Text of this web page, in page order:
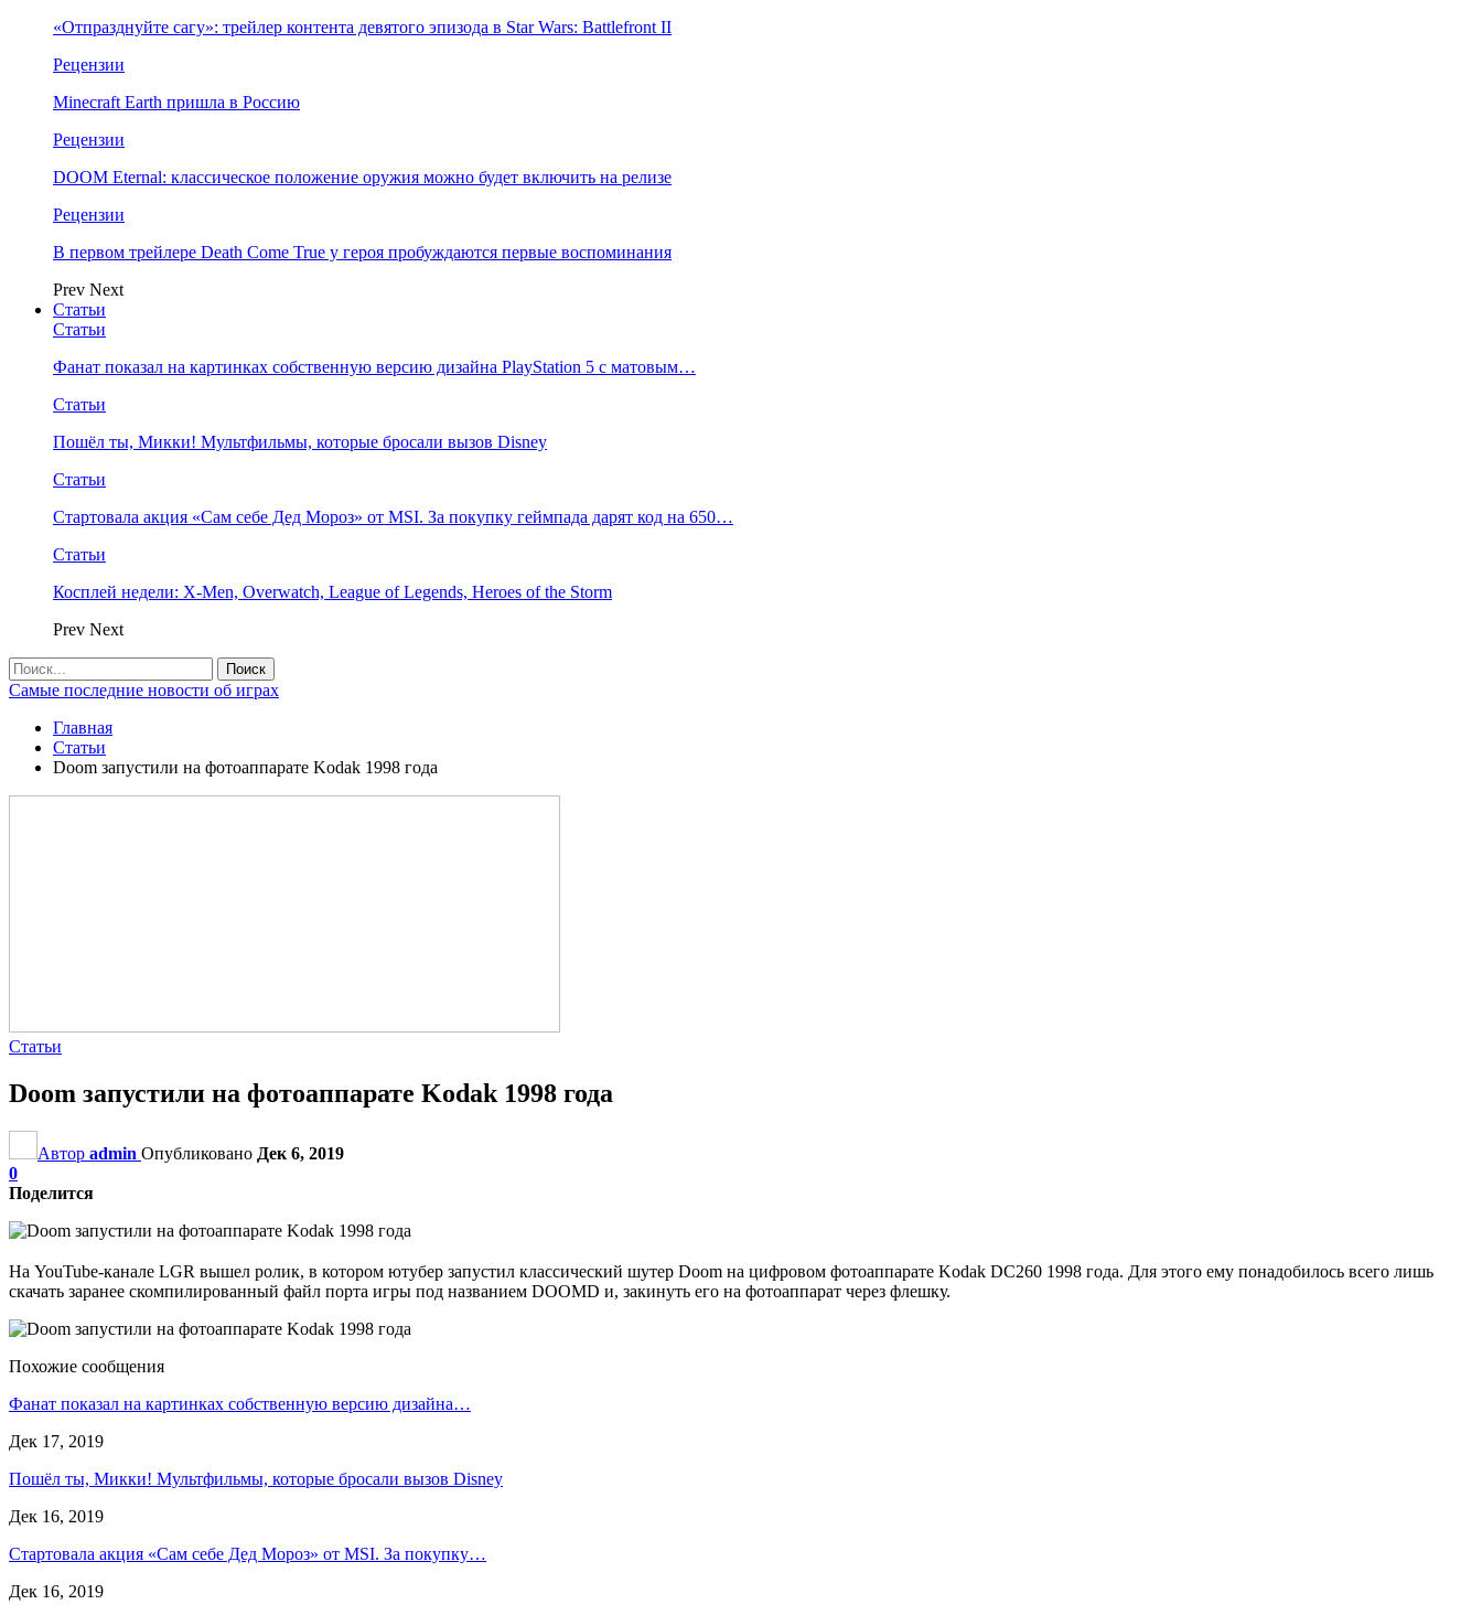
«Отпразднуйте сагу»: трейлер контента девятого эпизода в Star Wars: Battlefront II
Рецензии
Minecraft Earth пришла в Россию
Рецензии
DOOM Eternal: классическое положение оружия можно будет включить на релизе
Рецензии
В первом трейлере Death Come True у героя пробуждаются первые воспоминания
Prev Next
Статьи
Статьи
Фанат показал на картинках собственную версию дизайна PlayStation 5 с матовым…
Статьи
Пошёл ты, Микки! Мультфильмы, которые бросали вызов Disney
Статьи
Стартовала акция «Сам себе Дед Мороз» от MSI. За покупку геймпада дарят код на 650…
Статьи
Косплей недели: X-Men, Overwatch, League of Legends, Heroes of the Storm
Prev Next
Самые последние новости об играх
Главная
Статьи
Doom запустили на фотоаппарате Kodak 1998 года
Статьи
Doom запустили на фотоаппарате Kodak 1998 года
Автор admin Опубликовано Дек 6, 2019
0
Поделится
На YouTube-канале LGR вышел ролик, в котором ютубер запустил классический шутер Doom на цифровом фотоаппарате Kodak DC260 1998 года. Для этого ему понадобилось всего лишь
скачать заранее скомпилированный файл порта игры под названием DOOMD и, закинуть его на фотоаппарат через флешку.
Похожие сообщения
Фанат показал на картинках собственную версию дизайна…
Дек 17, 2019
Пошёл ты, Микки! Мультфильмы, которые бросали вызов Disney
Дек 16, 2019
Стартовала акция «Сам себе Дед Мороз» от MSI. За покупку…
Дек 16, 2019